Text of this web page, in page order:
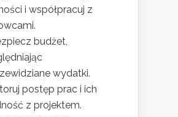
i współpracuj z
budżet,
wydatki.
postęp prac i ich
z projektem.